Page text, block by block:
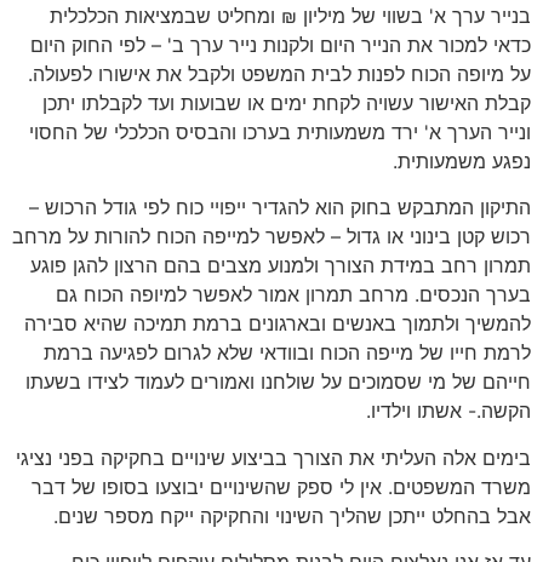
בנייר ערך א' בשווי של מיליון ₪ ומחליט שבמציאות הכלכלית
כדאי למכור את הנייר היום ולקנות נייר ערך ב' – לפי החוק היום
על מיופה הכוח לפנות לבית המשפט ולקבל את אישורו לפעולה.
קבלת האישור עשויה לקחת ימים או שבועות ועד לקבלתו יתכן
ונייר הערך א' ירד משמעותית בערכו והבסיס הכלכלי של החסוי
נפגע משמעותית.
התיקון המתבקש בחוק הוא להגדיר ייפויי כוח לפי גודל הרכוש –
רכוש קטן בינוני או גדול – לאפשר למייפה הכוח להורות על מרחב
תמרון רחב במידת הצורך ולמנוע מצבים בהם הרצון להגן פוגע
בערך הנכסים. מרחב תמרון אמור לאפשר למיופה הכוח גם
להמשיך ולתמוך באנשים ובארגונים ברמת תמיכה שהיא סבירה
לרמת חייו של מייפה הכוח ובוודאי שלא לגרום לפגיעה ברמת
חייהם של מי שסמוכים על שולחנו ואמורים לעמוד לצידו בשעתו
הקשה.- אשתו וילדיו.
בימים אלה העליתי את הצורך בביצוע שינויים בחקיקה בפני נציגי
משרד המשפטים. אין לי ספק שהשינויים יבוצעו בסופו של דבר
אבל בהחלט ייתכן שהליך השינוי והחקיקה ייקח מספר שנים.